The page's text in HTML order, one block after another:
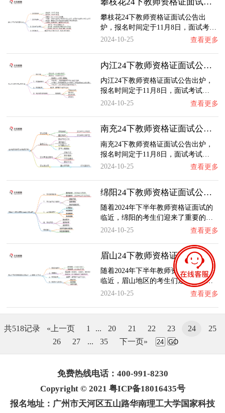
攀枝花24下教师资格证面试公告出炉：11.8报名…
攀枝花24下教师资格证面试公告出
炉，报名时间定于11月8日，面试考…
2024-10-25
查看更多
内江24下教师资格证面试公告出炉：11.8报名 …
内江24下教师资格证面试公告出炉，
报名时间定于11月8日，面试考试…
2024-10-25
查看更多
南充24下教师资格证面试公告出炉：11.8报名 …
南充24下教师资格证面试公告出炉，
报名时间定于11月8日，面试考试…
2024-10-25
查看更多
绵阳24下教师资格证面试公告出炉：11.8报名 …
随着2024年下半年教师资格证面试的
临近，绵阳的考生们迎来了重要的…
2024-10-25
查看更多
眉山24下教师资格证面试公告出炉：11.8报名 …
随着2024年下半年教师资格证面试的
临近，眉山地区的考生们迎来了重…
2024-10-25
查看更多
共518记录 «上一页 1 ... 20 21 22 23 24
25
26
27 ... 35 下一页» GO
免费热线电话：400-991-8230
Copyright © 2021 粤ICP备18016435号
报名地址：广州市天河区五山路华南理工大学国家科技